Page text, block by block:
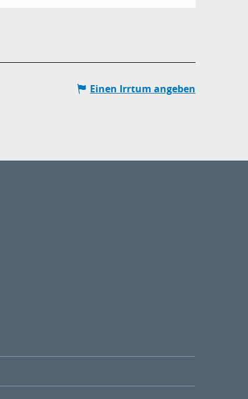
Einen Irrtum angeben